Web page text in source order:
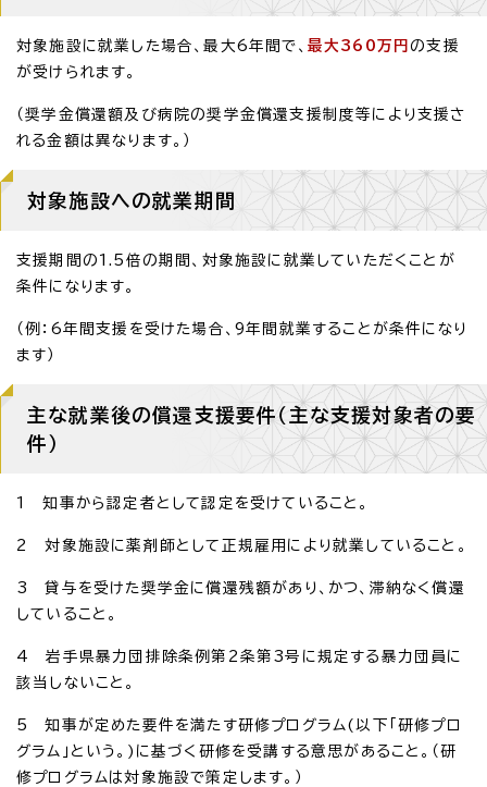
対象施設に就業した場合、最大6年間で、 最大360万円 の支援
が受けられます。
（奨学金償還額及び病院の奨学金償還支援制度等により支援さ
れる金額は異なります。）
対象施設への就業期間
支援期間の1.5倍の期間、対象施設に就業していただくことが
条件になります。
（例：6年間支援を受けた場合、9年間就業することが条件になり
ます）
主な就業後の償還支援要件（主な支援対象者の要
件）
1 知事から認定者として認定を受けていること。
2 対象施設に薬剤師として正規雇用により就業していること。
3 貸与を受けた奨学金に償還残額があり、かつ、滞納なく償還
していること。
4 岩手県暴力団排除条例第2条第3号に規定する暴力団員に
該当しないこと。
5 知事が定めた要件を満たす研修プログラム(以下「研修プロ
グラム」という。)に基づく研修を受講する意思があること。（研
修プログラムは対象施設で策定します。）